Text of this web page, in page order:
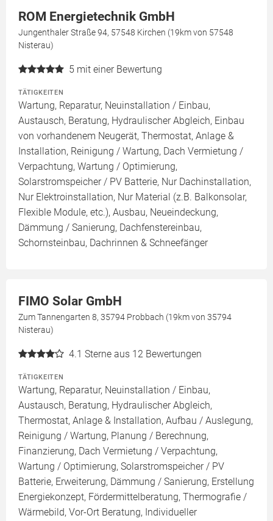
ROM Energietechnik GmbH
Jungenthaler Straße 94, 57548 Kirchen (19km von 57548
Nisterau)
5 mit einer Bewertung
TÄTIGKEITEN
Wartung, Reparatur, Neuinstallation / Einbau,
Austausch, Beratung, Hydraulischer Abgleich, Einbau
von vorhandenem Neugerät, Thermostat, Anlage &
Installation, Reinigung / Wartung, Dach Vermietung /
Verpachtung, Wartung / Optimierung,
Solarstromspeicher / PV Batterie, Nur Dachinstallation,
Nur Elektroinstallation, Nur Material (z.B. Balkonsolar,
Flexible Module, etc.), Ausbau, Neueindeckung,
Dämmung / Sanierung, Dachfenstereinbau,
Schornsteinbau, Dachrinnen & Schneefänger
FIMO Solar GmbH
Zum Tannengarten 8, 35794 Probbach (19km von 35794
Nisterau)
4.1 Sterne aus 12 Bewertungen
TÄTIGKEITEN
Wartung, Reparatur, Neuinstallation / Einbau,
Austausch, Beratung, Hydraulischer Abgleich,
Thermostat, Anlage & Installation, Aufbau / Auslegung,
Reinigung / Wartung, Planung / Berechnung,
Finanzierung, Dach Vermietung / Verpachtung,
Wartung / Optimierung, Solarstromspeicher / PV
Batterie, Erweiterung, Dämmung / Sanierung, Erstellung
Energiekonzept, Fördermittelberatung, Thermografie /
Wärmebild, Vor-Ort Beratung, Individueller